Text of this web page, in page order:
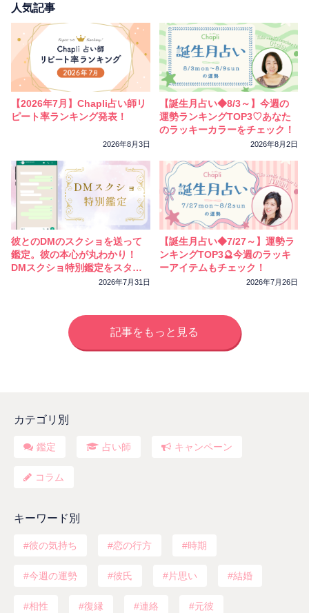
人気記事
【2026年7月】Chapli占い師リ
ピート率ランキング発表！
2026年8月3日
【誕生月占い◆8/3～】今週の
運勢ランキングTOP3♡あなた
のラッキーカラーをチェック！
2026年8月2日
彼とのDMのスクショを送って
鑑定。彼の本心が丸わかり！
DMスクショ特別鑑定をスター
2026年7月31日
【誕生月占い◆7/27～】運勢ラ
ンキングTOP3🔮今週のラッキ
ーアイテムもチェック！
2026年7月26日
記事をもっと見る
カテゴリ別
鑑定 占い師 キャンペーン
コラム
キーワード別
彼の気持ち 恋の行方 時期
今週の運勢 彼氏 片思い 結婚
相性 復縁 連絡 元彼